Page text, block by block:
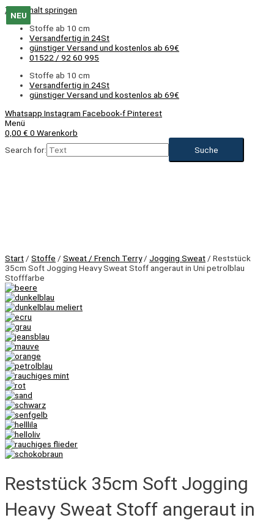
Zum Inhalt springen
Stoffe ab 10 cm
Versandfertig in 24St
günstiger Versand und kostenlos ab 69€
01522 / 92 60 995
Stoffe ab 10 cm
Versandfertig in 24St
günstiger Versand und kostenlos ab 69€
Whatsapp Instagram Facebook-fPinterest
Menü
0,00 € 0 Warenkorb
Search for:
Start / Stoffe / Sweat / French Terry/ Jogging Sweat / Reststück
35cm Soft Jogging Heavy Sweat Stoff angeraut in Uni petrolblau
Stofffarbe
Reststück 35cm Soft Jogging
Heavy Sweat Stoff angeraut in
NEU
NEU
NEU
NEU
NEU
NEU
NEU
NEU
NEU
NEU
NEU